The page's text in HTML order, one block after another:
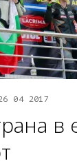
04 2017
в